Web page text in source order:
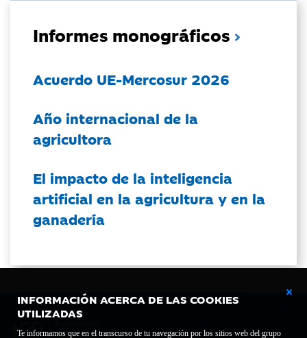
INFORMACIÓN ACERCA DE LAS COOKIES
UTILIZADAS
Te informamos que en el transcurso de tu navegación por los sitios web del grupo
Informes monográficos
Acuerdo UE-Mercosur 2026
Año internacional de la
agricultora
El impacto de la inteligencia
artificial en la agricultura y en la
ganadería